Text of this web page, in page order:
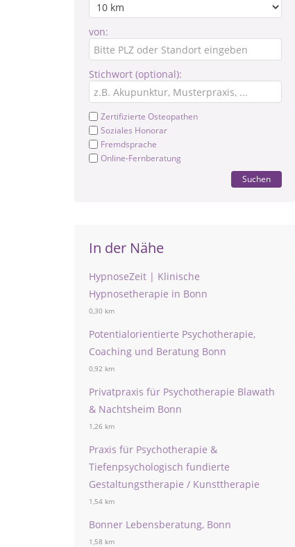
von:
Stichwort (optional):
Zertifizierte Osteopathen
Soziales Honorar
Fremdsprache
Online-Fernberatung
Suchen
In der Nähe
HypnoseZeit | Klinische
Hypnosetherapie in Bonn
0,30 km
Potentialorientierte Psychotherapie,
Coaching und Beratung Bonn
0,92 km
Privatpraxis für Psychotherapie Blawath
& Nachtsheim Bonn
1,26 km
Praxis für Psychotherapie &
Tiefenpsychologisch fundierte
Gestaltungstherapie / Kunsttherapie
1,54 km
Bonner Lebensberatung, Bonn
1,58 km